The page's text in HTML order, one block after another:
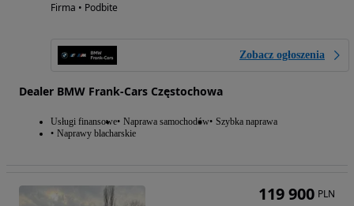
Firma • Podbite
Zobacz ogłoszenia
Dealer BMW Frank-Cars Częstochowa
Usługi finansowe Naprawa samochodów Szybka naprawa
Naprawy blacharskie
119 900 PLN